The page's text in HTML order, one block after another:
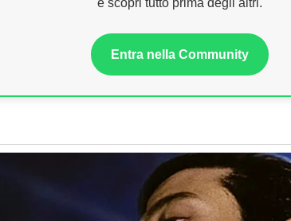
e scopri tutto prima degli altri.
Entra nella Community